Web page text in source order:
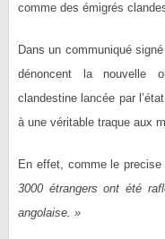
comme des émigrés
Dans un communiqué
dénoncent la nouvelle
clandestine lancée par
à une véritable traque aux
En effet, comme le
3000 étrangers ont été
angolaise. »